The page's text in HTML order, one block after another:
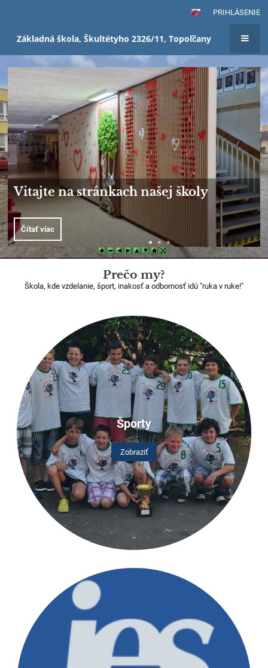
PRIHLÁSENIE
Základná škola, Škultétyho 2326/11, Topoľčany
Domov
Mobilná aplikácia
Vyskúšajte taktiež EduPage mobilnú aplikáciu, ktorá je dostupná
na zariadeniach s operačným systémom Android a IOS. Dostávajte
informácie od školy priamo do Vášho mobilu.
Čítať viac
Prečo my?
Škola, kde vzdelanie, šport, inakosť a odbornosť idú "ruka v ruke!"
Športy
Zobraziť